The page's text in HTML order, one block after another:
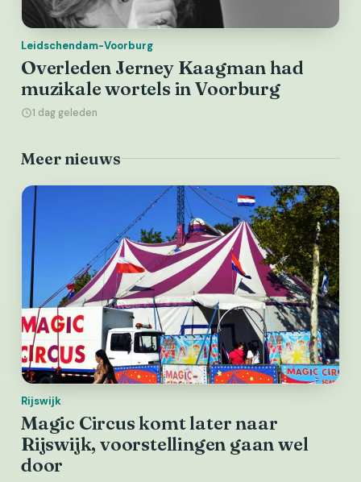
Leidschendam-Voorburg
Overleden Jerney Kaagman had
muzikale wortels in Voorburg
1 dag geleden
Meer nieuws
Rijswijk
Magic Circus komt later naar
Rijswijk, voorstellingen gaan wel
door